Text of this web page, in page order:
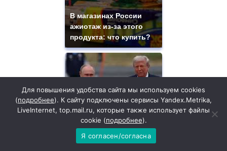
В магазинах России
ажиотаж из-за этого
продукта: что купить?
Где будет встреча
Для повышения удобства сайта мы используем cookies
(подробнее). К сайту подключены сервисы Yandex.Metrika,
LiveInternet, top.mail.ru, которые также использует файлы
cookie (подробнее).
Я согласен/согласна